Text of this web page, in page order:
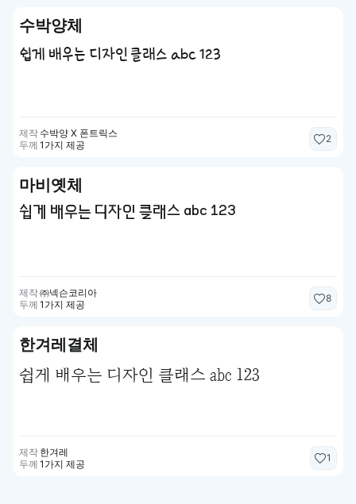
수박양체
쉽게 배우는 디자인 클래스 abc 123
제작 수박양 X 폰트릭스
두께 1가지 제공
2
마비옛체
쉽게 배우는 디자인 클래스 abc 123
제작㈜넥슨코리아
두께 1가지 제공
8
한겨레결체
쉽게 배우는 디자인 클래스 abc 123
제작 한겨레
두께 1가지 제공
1